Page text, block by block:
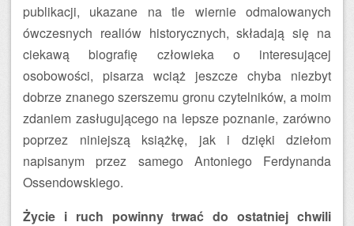
publikacji, ukazane na tle wiernie odmalowanych
ówczesnych realiów historycznych, składają się na
ciekawą biografię człowieka o interesującej
osobowości, pisarza wciąż jeszcze chyba niezbyt
dobrze znanego szerszemu gronu czytelników, a moim
zdaniem zasługującego na lepsze poznanie, zarówno
poprzez niniejszą książkę, jak i dzięki dziełom
napisanym przez samego Antoniego Ferdynanda
Ossendowskiego.
Życie i ruch powinny trwać do ostatniej chwili